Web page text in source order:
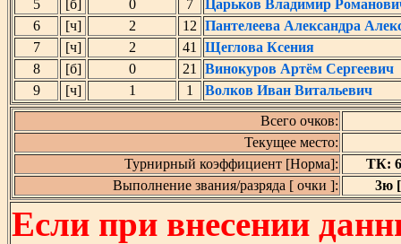
5
[б] 0 7
Царьков Владимир
6
[ч] 2 12 Пантелеева Александра
7
[ч] 2 41
Щеглова Ксения
8
[б] 0 21
Винокуров Артём Сергеевич
9
[ч] 1 1
Волков Иван Витальевич
Всего очков:
Текущее место:
Турнирный коэффициент [Норма]:
ТК: 6
Выполнение звания/разряда [ очки ]:
3ю [
Если при внесении